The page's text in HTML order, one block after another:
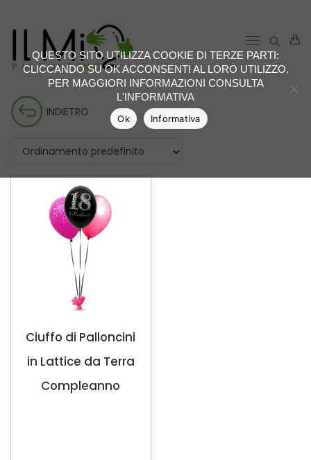
INDIETRO
Ciuffo di Palloncini
in Lattice da Terra
Compleanno
QUESTO SITO UTILIZZA COOKIE DI TERZE PARTI:
CLICCANDO SU OK ACCONSENTI AL LORO UTILIZZO.
PER MAGGIORI INFORMAZIONI CONSULTA
L'INFORMATIVA
Ok Informativa